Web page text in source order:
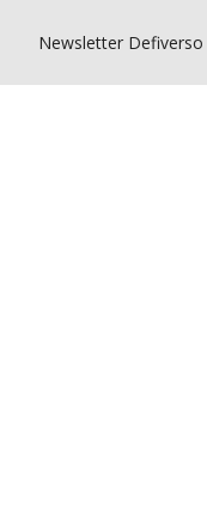
Newsletter Defiverso